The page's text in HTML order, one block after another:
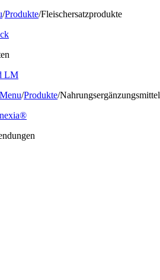
/Produkte/Fleischersatzprodukte
LM
Menu/Produkte/Nahrungsergänzungsmittel